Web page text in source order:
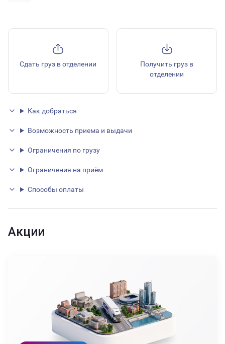
Сдать груз в отделении
Получить груз в
отделении
Как добраться
Возможность приема и выдачи
Ограничения по грузу
Ограничения на приём
Способы оплаты
Акции